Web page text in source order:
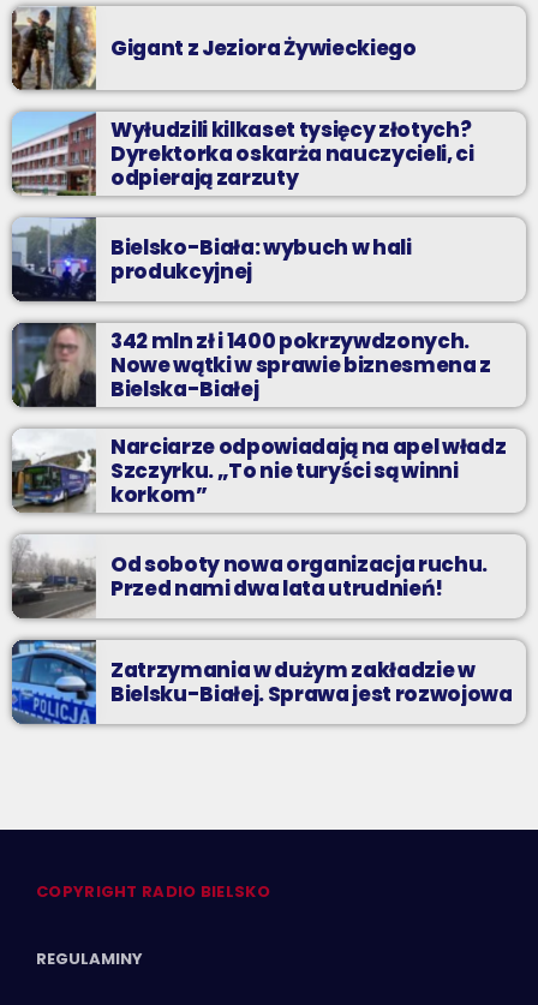
Gigant z Jeziora Żywieckiego
Wyłudzili kilkaset tysięcy złotych?
Dyrektorka oskarża nauczycieli, ci
odpierają zarzuty
Bielsko-Biała: wybuch w hali
produkcyjnej
342 mln zł i 1400 pokrzywdzonych.
Nowe wątki w sprawie biznesmena z
Bielska-Białej
Narciarze odpowiadają na apel władz
Szczyrku. „To nie turyści są winni
korkom”
Od soboty nowa organizacja ruchu.
Przed nami dwa lata utrudnień!
Zatrzymania w dużym zakładzie w
Bielsku-Białej. Sprawa jest rozwojowa
COPYRIGHT RADIO BIELSKO
REGULAMINY